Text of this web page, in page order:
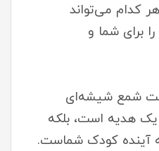
کدام می‌تواند
برای شما و
شمع شیشه‌ای
هدیه است، بلکه
آینده کودک شماست.